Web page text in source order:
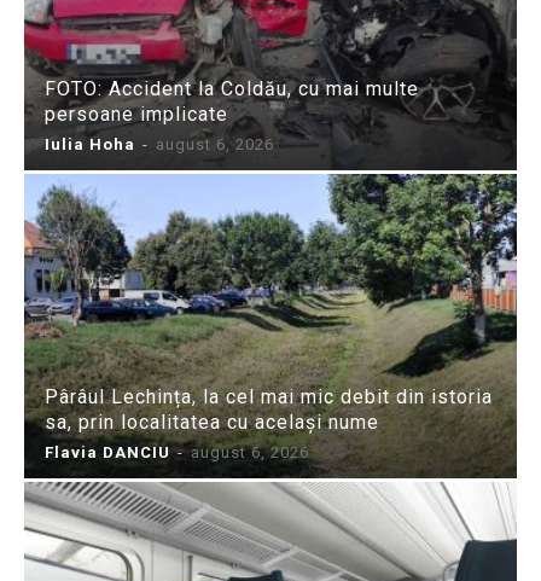
FOTO: Accident la Coldău, cu mai multe
persoane implicate
Iulia Hoha - august 6, 2026
Pârâul Lechința, la cel mai mic debit din istoria
sa, prin localitatea cu același nume
Flavia DANCIU - august 6, 2026